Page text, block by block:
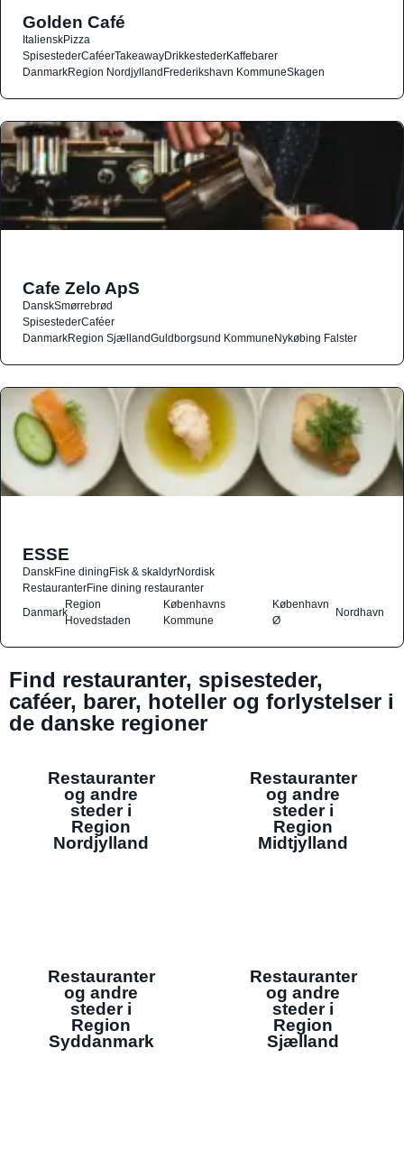
Golden Café
ItalienskPizza
SpisestederCaféerTakeawayDrikkestederKaffebarer
DanmarkRegion NordjyllandFrederikshavn KommuneSkagen
Cafe Zelo ApS
DanskSmørrebrød
SpisestederCaféer
DanmarkRegion SjællandGuldborgsund KommuneNykøbing Falster
ESSE
DanskFine diningFisk & skaldyrNordisk
RestauranterFine dining restauranter
Danmark
Region
Hovedstaden
Københavns
Kommune
København
Ø
Nordhavn
Find restauranter, spisesteder,
caféer, barer, hoteller og forlystelser i
de danske regioner
Restauranter
og andre
steder i
Region
Nordjylland
Restauranter
og andre
steder i
Region
Midtjylland
Restauranter
og andre
steder i
Region
Syddanmark
Restauranter
og andre
steder i
Region
Sjælland